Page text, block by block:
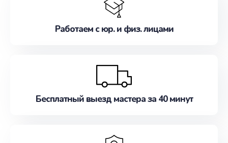
Работаем с юр. и физ. лицами
Бесплатный выезд мастера за 40 минут